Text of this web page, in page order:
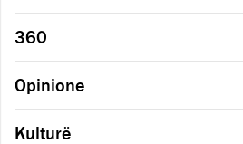
360
Opinione
Kulturë